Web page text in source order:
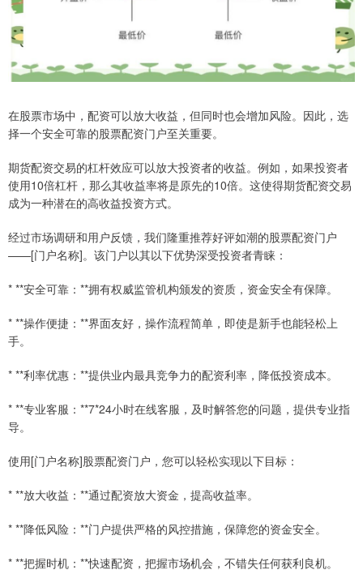
在股票市场中，配资可以放大收益，但同时也会增加风险。因此，选
择一个安全可靠的股票配资门户至关重要。
期货配资交易的杠杆效应可以放大投资者的收益。例如，如果投资者
使用10倍杠杆，那么其收益率将是原先的10倍。这使得期货配资交易
成为一种潜在的高收益投资方式。
经过市场调研和用户反馈，我们隆重推荐好评如潮的股票配资门户
——[门户名称]。该门户以其以下优势深受投资者青睐：
* **安全可靠：**拥有权威监管机构颁发的资质，资金安全有保障。
* **操作便捷：**界面友好，操作流程简单，即使是新手也能轻松上
手。
* **利率优惠：**提供业内最具竞争力的配资利率，降低投资成本。
* **专业客服：**7*24小时在线客服，及时解答您的问题，提供专业指
导。
使用[门户名称]股票配资门户，您可以轻松实现以下目标：
* **放大收益：**通过配资放大资金，提高收益率。
* **降低风险：**门户提供严格的风控措施，保障您的资金安全。
* **把握时机：**快速配资，把握市场机会，不错失任何获利良机。